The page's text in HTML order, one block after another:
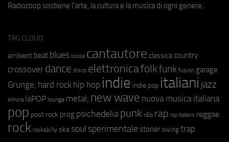
Radiocoop sostiene l'arte, la cultura e la musica di ogni genere.
TAG CLOUD
ambient beat blues bossa cantautore classica country
crossover dance disco elettronicafolkfunk fusion garage
Grunge; hard rock hip hop indie indie pop italiani jazz
kimura laPOP lounge metal; new wave nuova musica italiana
pop post rock prog psichedeliapunk r&b rap rap italiano reggae
rock rockabilly ska soul sperimentale stoner swing trap